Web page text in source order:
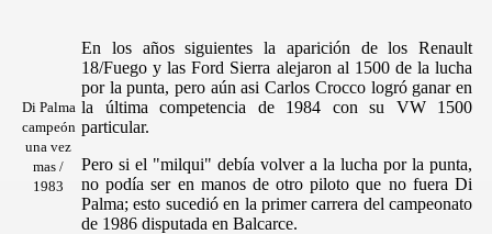
Di Palma
campeón
una vez
mas /
1983
En los años siguientes la aparición de los Renault
18/Fuego y las Ford Sierra alejaron al 1500 de la lucha
por la punta, pero aún asi Carlos Crocco logró ganar en
la última competencia de 1984 con su VW 1500
particular.
Pero si el "milqui" debía volver a la lucha por la punta,
no podía ser en manos de otro piloto que no fuera Di
Palma; esto sucedió en la primer carrera del campeonato
de 1986 disputada en Balcarce.
SE TRANSMITE DE GENERACIÓN EN